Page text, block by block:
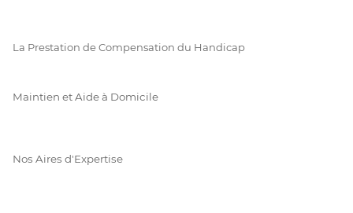
La Prestation de Compensation du Handicap
Maintien et Aide à Domicile
Nos Aires d'Expertise